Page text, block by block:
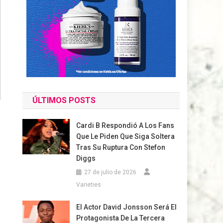
ÚLTIMOS POSTS
Cardi B Respondió A Los Fans
Que Le Piden Que Siga Soltera
Tras Su Ruptura Con Stefon
Diggs
27 de julio de 2026
Varieties
El Actor David Jonsson Será El
Protagonista De La Tercera